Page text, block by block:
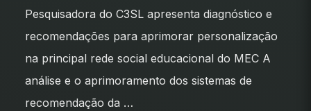
Pesquisadora do C3SL apresenta diagnóstico e
recomendações para aprimorar personalização
na principal rede social educacional do MEC A
análise e o aprimoramento dos sistemas de
recomendação da …